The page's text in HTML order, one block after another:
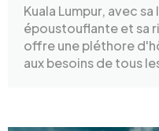
Kuala Lumpur, avec
époustouflante et sa
offre une pléthore
aux besoins de tous